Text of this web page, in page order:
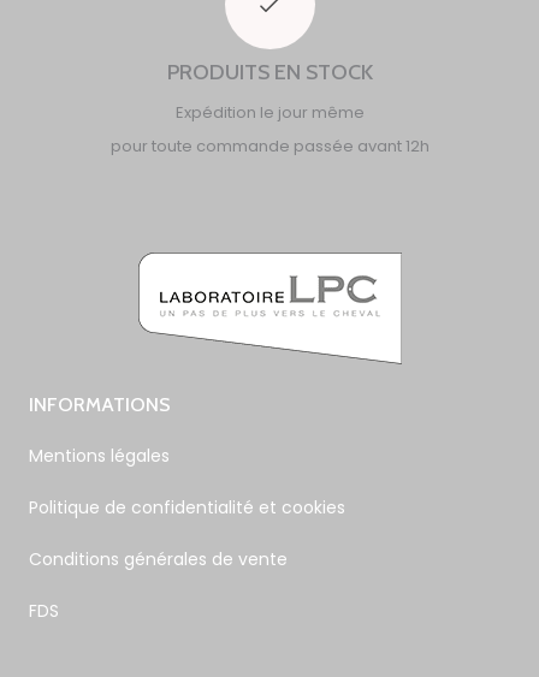
PRODUITS EN STOCK
Expédition le jour même
pour toute commande passée avant 12h
INFORMATIONS
Mentions légales
Politique de confidentialité et cookies
Conditions générales de vente
FDS